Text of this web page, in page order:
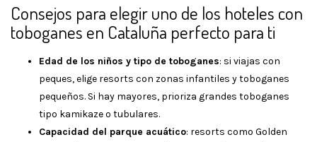
Consejos para elegir uno de los hoteles con
toboganes en Cataluña perfecto para ti
Edad de los niños y tipo de toboganes: si viajas con
peques, elige resorts con zonas infantiles y toboganes
pequeños. Si hay mayores, prioriza grandes toboganes
tipo kamikaze o tubulares.
Capacidad del parque acuático: resorts como Golden